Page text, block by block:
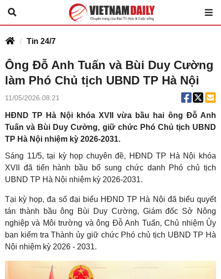
Tin 24/7
Ông Đỗ Anh Tuấn và Bùi Duy Cường
làm Phó Chủ tịch UBND TP Hà Nội
11/05/2026 08:21
HĐND TP Hà Nội khóa XVII vừa bầu hai ông Đỗ Anh
Tuấn và Bùi Duy Cường, giữ chức Phó Chủ tịch UBND
TP Hà Nội nhiệm kỳ 2026-2031.
Sáng 11/5, tại kỳ họp chuyên đề, HĐND TP Hà Nội khóa
XVII đã tiến hành bầu bổ sung chức danh Phó chủ tịch
UBND TP Hà Nội nhiệm kỳ 2026-2031.
Tại kỳ họp, đa số đại biểu HĐND TP Hà Nội đã biểu quyết
tán thành bầu ông Bùi Duy Cường, Giám đốc Sở Nông
nghiệp và Môi trường và ông Đỗ Anh Tuấn, Chủ nhiệm Ủy
ban kiểm tra Thành ủy giữ chức Phó chủ tịch UBND TP Hà
Nội nhiệm kỳ 2026 - 2031.